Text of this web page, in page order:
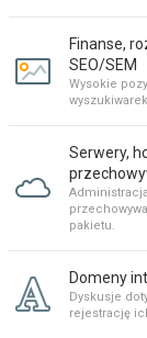
Finanse,
SEO/SEM
Wysokie
Serwery,
pakietu.
Domeny
Dyskusje
rejestrację